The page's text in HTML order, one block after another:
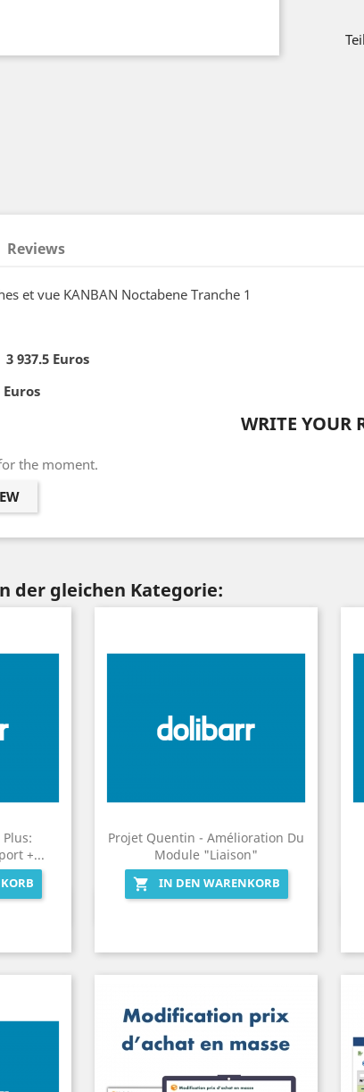
Reviews
et vue KANBAN Noctabene Tranche 1
937.5 Euros
Euros
WRITE YOUR
the moment.
der gleichen Kategorie:
+...
Projet Quentin - Amélioration Du
Module "Liaison"

IN DEN WARENKORB